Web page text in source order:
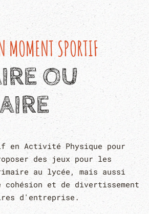
MOMENT SPORTIF
OU
en Activité Physique pour
des jeux pour les
au lycée, mais aussi
et de divertissement
d'entreprise.